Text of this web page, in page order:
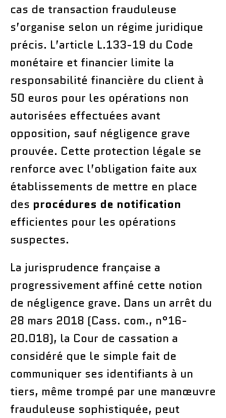
cas de transaction frauduleuse
s’organise selon un régime juridique
précis. L’article L.133-19 du Code
monétaire et financier limite la
responsabilité financière du client à
50 euros pour les opérations non
autorisées effectuées avant
opposition, sauf négligence grave
prouvée. Cette protection légale se
renforce avec l’obligation faite aux
établissements de mettre en place
des procédures de notification
efficientes pour les opérations
suspectes.
La jurisprudence française a
progressivement affiné cette notion
de négligence grave. Dans un arrêt du
28 mars 2018 (Cass. com., n°16-
20.018), la Cour de cassation a
considéré que le simple fait de
communiquer ses identifiants à un
tiers, même trompé par une manœuvre
frauduleuse sophistiquée, peut